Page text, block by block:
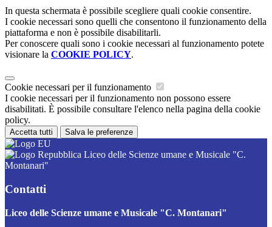
In questa schermata è possibile scegliere quali cookie consentire.
I cookie necessari sono quelli che consentono il funzionamento della
piattaforma e non è possibile disabilitarli.
Per conoscere quali sono i cookie necessari al funzionamento potete
visionare la COOKIE POLICY.
Cookie necessari per il funzionamento
I cookie necessari per il funzionamento non possono essere
disabilitati. È possibile consultare l'elenco nella pagina della cookie
policy.
Accetta tutti Salva le preferenze
Liceo delle Scienze umane e Musicale "C.
Montanari"
Contatti
Liceo delle Scienze umane e Musicale "C. Montanari"